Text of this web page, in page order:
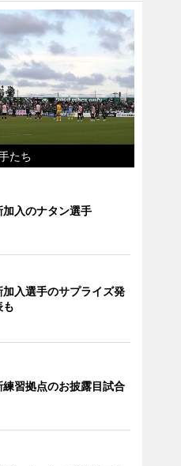
たち
加入のナタン選手
加入選手のサプライズ発
も
練習拠点のお披露目試合